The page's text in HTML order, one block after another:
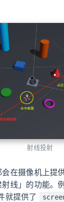
射线投射
在摄像机上提
射线」的功能
就提供了